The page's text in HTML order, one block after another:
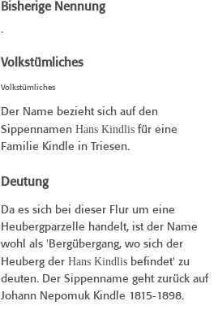
Bisherige Nennung
-
Volkstümliches
Volkstümliches
Der Name bezieht sich auf den
Sippennamen Hans Kindlisfür eine
Familie Kindle in Triesen.
Deutung
Da es sich bei dieser Flur um eine
Heubergparzelle handelt, ist der Name
wohl als 'Bergübergang, wo sich der
Heuberg der Hans Kindlisbefindet' zu
deuten. Der Sippenname geht zurück auf
Johann Nepomuk Kindle 1815-1898.